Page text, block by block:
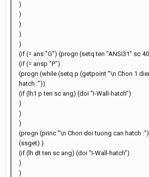
)
)
)
)
)
(if (= ans "G") (progn (setq ten "ANSI31" sc
(if (= ansp "P")
(progn (while (setq p (getpoint "\n Chon 1
hatch :"))
(if (lh1 p ten sc ang) (doi "I-Wall-hatch")
)
)
)
(progn (princ "\n Chon doi tuong can hatch
(ssget) )
(if (lh dt ten sc ang) (doi "I-Wall-hatch")
)
)